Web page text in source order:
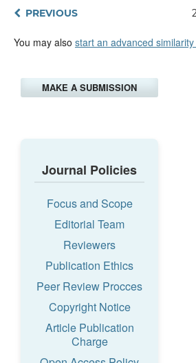
PREVIOUS
You may also start an advanced
MAKE A SUBMISSION
Journal Policies
Focus and Scope
Editorial Team
Reviewers
Publication Ethics
Peer Review Procces
Copyright Notice
Article Publication
Charge